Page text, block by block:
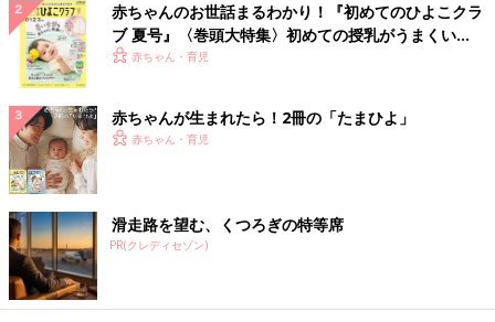
赤ちゃんのお世話まるわかり！『初めてのひよこクラ
ブ 夏号』〈巻頭大特集〉初めての授乳がうまくい
く！ おっぱい・ミルクの基本と夏のトラブル 解決テ
赤ちゃん・育児
赤ちゃんが生まれたら！2冊の「たまひよ」
赤ちゃん・育児
滑走路を望む、くつろぎの特等席
PR(クレディセゾン)